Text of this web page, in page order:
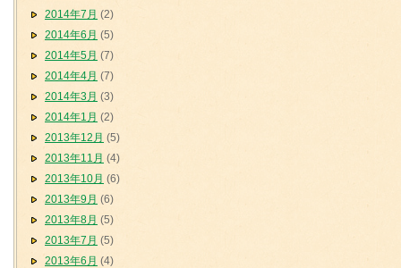
2014年7月 (2)
2014年6月 (5)
2014年5月 (7)
2014年4月 (7)
2014年3月 (3)
2014年1月 (2)
2013年12月 (5)
2013年11月 (4)
2013年10月 (6)
2013年9月 (6)
2013年8月 (5)
2013年7月 (5)
2013年6月 (4)